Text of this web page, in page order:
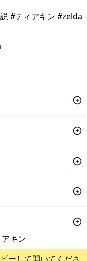
キン
ーして開いてくださ